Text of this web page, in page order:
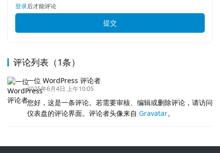
登录后才能评论
提交
评论列表（1条）
一位 WordPress 评论者
2025年6月4日 上午10:05
您好，这是一条评论。若需要审核、编辑或删除评论，请访问
仪表盘的评论界面。评论者头像来自 Gravatar。